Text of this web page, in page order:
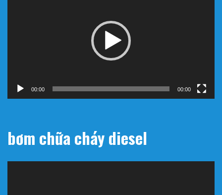
00:00 00:00
bơm chữa cháy diesel